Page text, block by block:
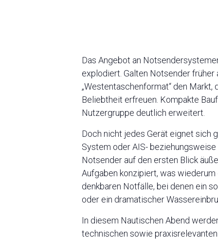
Das Angebot an
explodiert. Galten Notsender früher
„Westentaschenformat“ den
Beliebtheit erfreuen. Kompakte
Nutzergruppe deutlich erweitert.
Doch nicht jedes Gerät eignet sich
System oder AIS-
Notsender auf den ersten Blick
Aufgaben konzipiert, was
denkbaren Notfälle, bei denen ein
oder ein dramatischer
In diesem Nautischen Abend
technischen sowie